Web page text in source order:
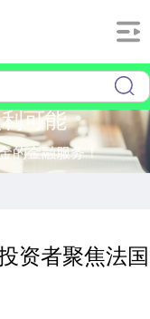
可能
的金融服务！
资者聚焦法国